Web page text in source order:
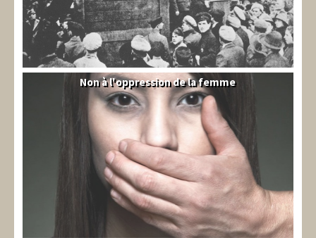
Syrie
Non à l'oppression de la femme